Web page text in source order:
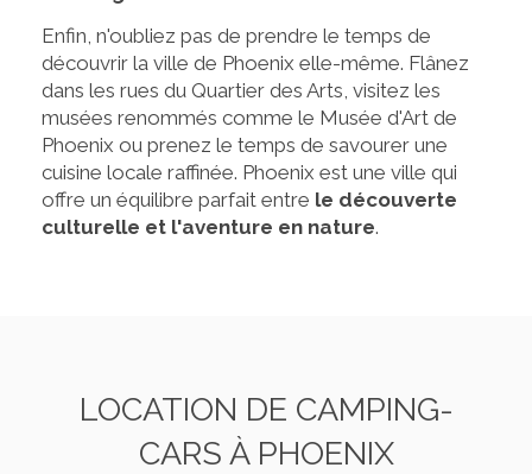
Enfin, n'oubliez pas de prendre le temps de
découvrir la ville de Phoenix elle-même. Flânez
dans les rues du Quartier des Arts, visitez les
musées renommés comme le Musée d'Art de
Phoenix ou prenez le temps de savourer une
cuisine locale raffinée. Phoenix est une ville qui
offre un équilibre parfait entre le découverte
culturelle et l'aventure en nature.
LOCATION DE CAMPING-
CARS À PHOENIX